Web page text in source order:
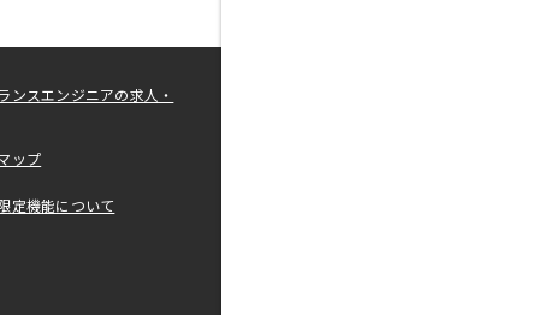
ンスエンジニアの求人・
ップ
定機能について